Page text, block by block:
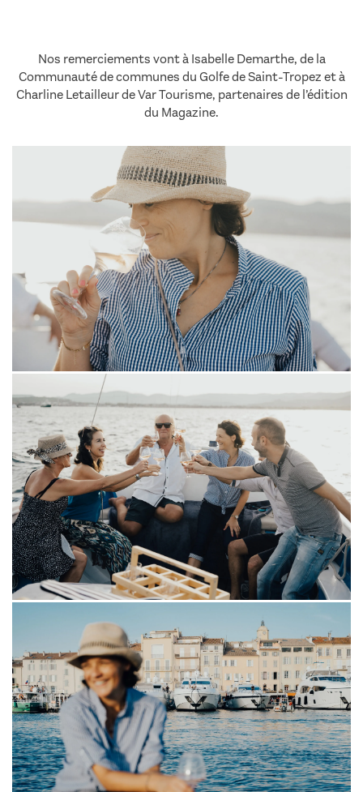
Nos remerciements vont àIsabelle Demarthe, de la
Communauté de communes du Golfe de Saint-Tropez et à
Charline Letailleur de Var Tourisme, partenaires de l’édition
du Magazine.